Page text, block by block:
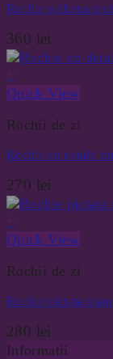
Rochie galbena
360 lei
Quick View
Rochii de zi
Rochie cu detalii
270 lei
Quick View
Rochii de zi
Rochie pictata
280 lei
Informatii